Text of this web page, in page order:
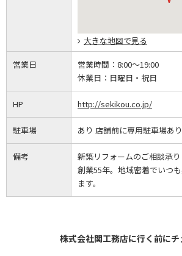
大きな地図で見る
営業日 営業時間： 8:00～19:00
休業日： 日曜日・祝日
HP http://sekikou.co.jp/
駐車場 あり 店舗前に専用駐車場あり
備考
新築リフォームのご相談承り
創業55年。地域密着でいつ
ます。
株式会社関工務店に行く前にチ